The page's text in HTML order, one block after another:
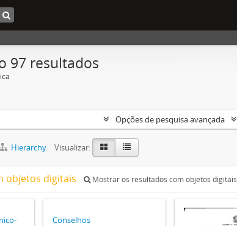
97 resultados
Opções de pesquisa avançada
Hierarchy Visualizar:
objetos digitais Mostrar os resultados com objetos digitais
Conselhos